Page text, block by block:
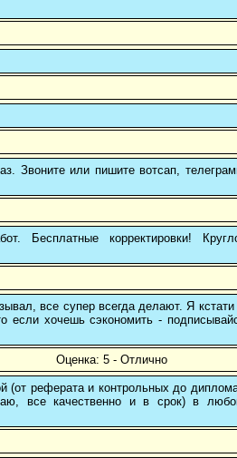
Звоните или пишите вотсап,
Бесплатные корректировки!
все супер всегда делают. Я
если хочешь сэкономить -
Оценка: 5 - Отлично
(от реферата и контрольных до
все качественно и в срок) в